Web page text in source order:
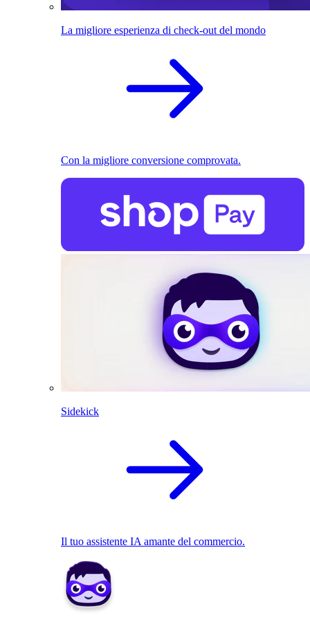
La migliore esperienza di check-out del mondo
Con la migliore conversione comprovata.
Sidekick
Il tuo assistente IA amante del commercio.